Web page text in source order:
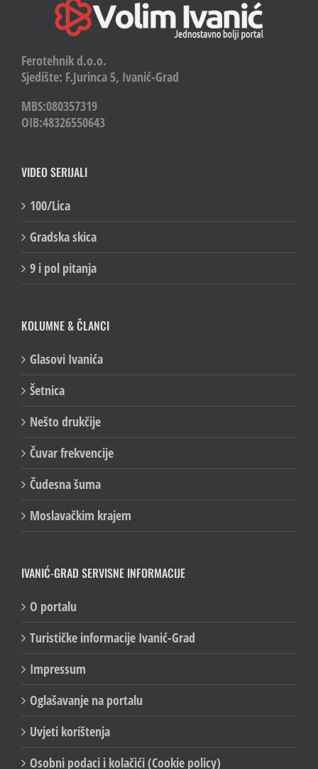
Ferotehnik d.o.o.
Sjedište: F.Jurinca 5, Ivanić-Grad
MBS:080357319
OIB:48326550643
VIDEO SERIJALI
100/Lica
Gradska skica
9 i pol pitanja
KOLUMNE & ČLANCI
Glasovi Ivanića
Šetnica
Nešto drukčije
Čuvar frekvencije
Čudesna šuma
Moslavačkim krajem
IVANIĆ-GRAD SERVISNE INFORMACIJE
O portalu
Turističke informacije Ivanić-Grad
Impressum
Oglašavanje na portalu
Uvjeti korištenja
Osobni podaci i kolačići (Cookie policy)